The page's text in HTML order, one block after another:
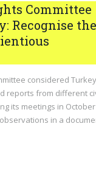
Committee
Recognise the
considered
reports from different
its meetings in October
in a